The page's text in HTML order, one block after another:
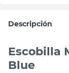
Descripción
Escobilla
Blue